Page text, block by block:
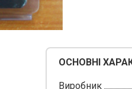
ОСНОВНІ
Виробник